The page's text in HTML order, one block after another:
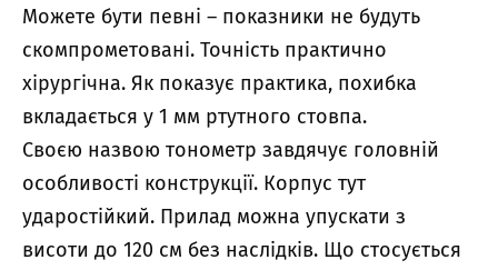
Можете бути певні – показники не будуть
скомпрометовані. Точність практично
хірургічна. Як показує практика, похибка
вкладається у 1 мм ртутного стовпа.
Своєю назвою тонометр завдячує головній
особливості конструкції. Корпус тут
ударостійкий. Прилад можна упускати з
висоти до 120 см без наслідків. Що стосується